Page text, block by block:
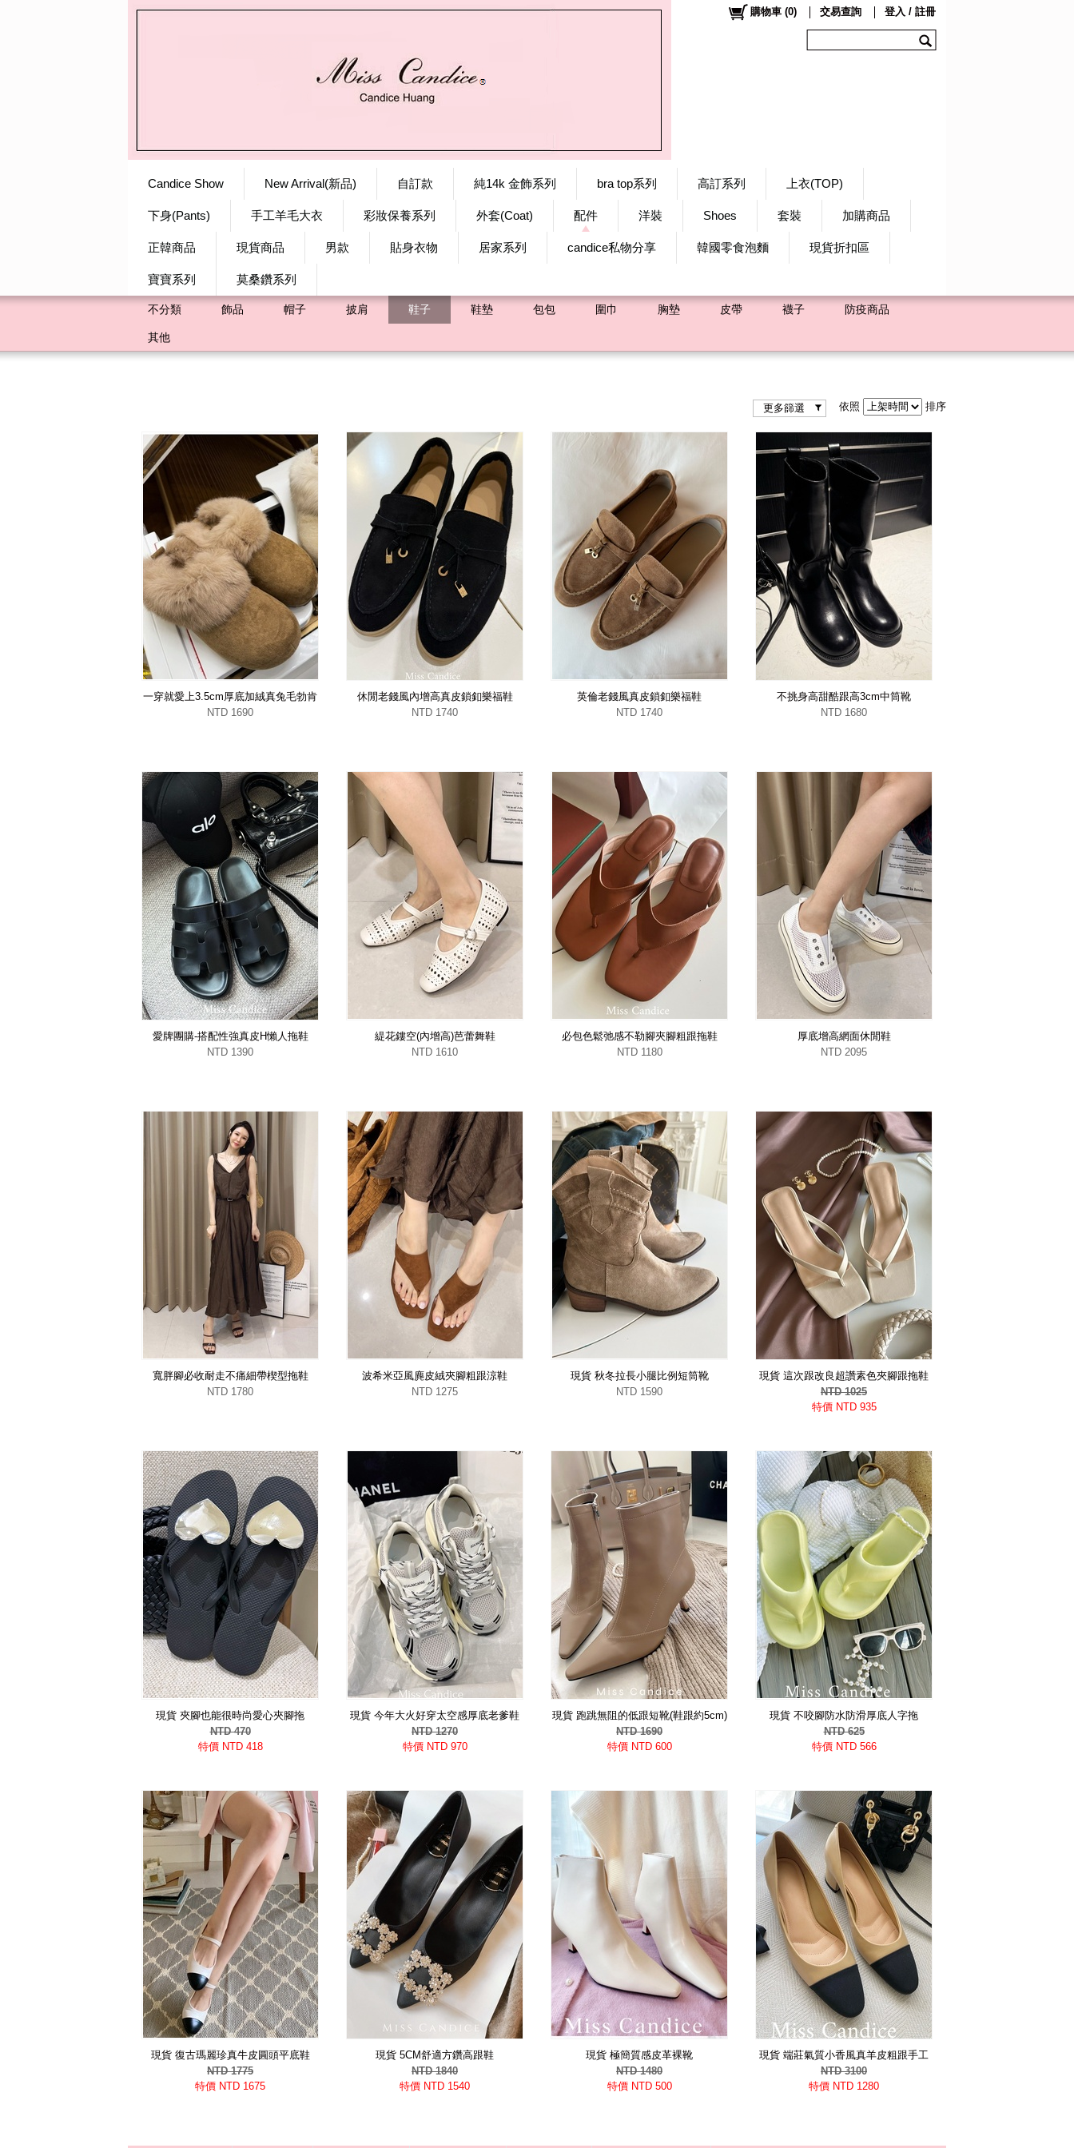
Candice Show New Arrival(新品) 自訂款 純14k 金飾系列 bra top系列 高訂系列 上衣(TOP)
下身(Pants) 手工羊毛大衣 彩妝保養系列 外套(Coat) 配件 洋裝 Shoes 套裝 加購商品
正韓商品 現貨商品 男款 貼身衣物 居家系列 candice私物分享 韓國零食泡麵 現貨折扣區
寶寶系列 莫桑鑽系列
購物車 (0) 交易查詢 登入 / 註冊
不分類 飾品 帽子 披肩 鞋子 鞋墊 包包 圍巾 胸墊 皮帶 襪子 防疫商品
其他
更多篩選 依照 排序
一穿就愛上3.5cm厚底加絨真兔毛勃肯
鞋
NTD 1690
休閒老錢風內增高真皮鎖釦樂福鞋
NTD 1740
英倫老錢風真皮鎖釦樂福鞋
NTD 1740
不挑身高甜酷跟高3cm中筒靴
NTD 1680
愛牌團購-搭配性強真皮H懶人拖鞋
NTD 1390
緹花鏤空(內增高)芭蕾舞鞋
NTD 1610
必包色鬆弛感不勒腳夾腳粗跟拖鞋
NTD 1180
厚底增高網面休閒鞋
NTD 2095
寬胖腳必收耐走不痛細帶楔型拖鞋
NTD 1780
波希米亞風麂皮絨夾腳粗跟涼鞋
NTD 1275
現貨 秋冬拉長小腿比例短筒靴
NTD 1590
現貨 這次跟改良超讚素色夾腳跟拖鞋
NTD 1025
特價 NTD 935
現貨 夾腳也能很時尚愛心夾腳拖
NTD 470
特價 NTD 418
現貨 今年大火好穿太空感厚底老爹鞋
NTD 1270
特價 NTD 970
現貨 跑跳無阻的低跟短靴(鞋跟約5cm)
NTD 1690
特價 NTD 600
現貨 不咬腳防水防滑厚底人字拖
NTD 625
特價 NTD 566
現貨 復古瑪麗珍真牛皮圓頭平底鞋
NTD 1775
特價 NTD 1675
現貨 5CM舒適方鑽高跟鞋
NTD 1840
特價 NTD 1540
現貨 極簡質感皮革裸靴
NTD 1480
特價 NTD 500
現貨 端莊氣質小香風真羊皮粗跟手工
包鞋
NTD 3100
特價 NTD 1280